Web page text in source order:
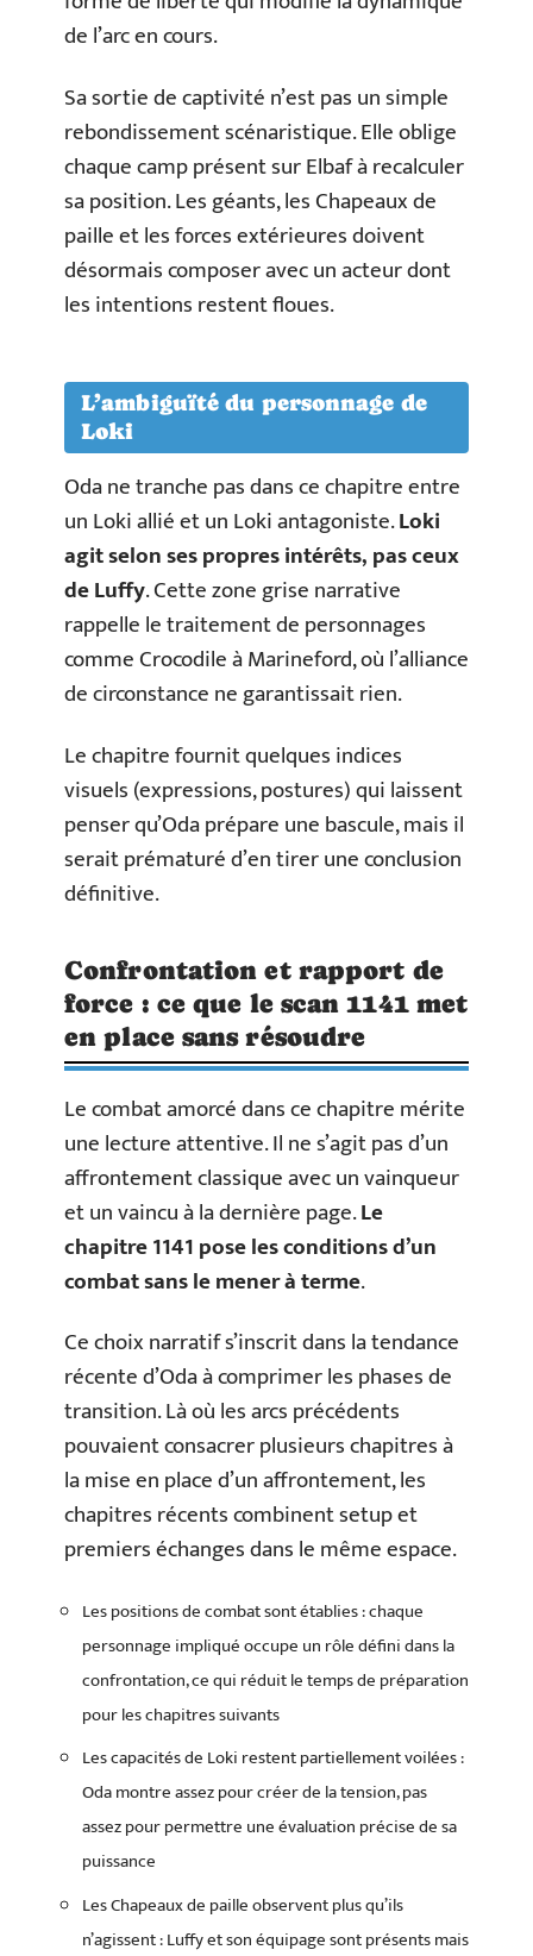
de l’arc en cours.
Sa sortie de captivité n’est pas un simple
rebondissement scénaristique. Elle oblige
chaque camp présent sur Elbaf à recalculer
sa position. Les géants, les Chapeaux de
paille et les forces extérieures doivent
désormais composer avec un acteur dont
les intentions restent floues.
L’ambiguïté du personnage de
Loki
Oda ne tranche pas dans ce chapitre entre
un Loki allié et un Loki antagoniste.Loki
agit selon ses propres intérêts, pas ceux
de Luffy. Cette zone grise narrative
rappelle le traitement de personnages
comme Crocodile à Marineford, où l’alliance
de circonstance ne garantissait rien.
Le chapitre fournit quelques indices
visuels (expressions, postures) qui laissent
penser qu’Oda prépare une bascule, mais il
serait prématuré d’en tirer une conclusion
définitive.
Confrontation et rapport de
force : ce que le scan 1141 met
en place sans résoudre
Le combat amorcé dans ce chapitre mérite
une lecture attentive. Il ne s’agit pas d’un
affrontement classique avec un vainqueur
et un vaincu à la dernière page.Le
chapitre 1141 pose les conditions d’un
combat sans le mener à terme.
Ce choix narratif s’inscrit dans la tendance
récente d’Oda à comprimer les phases de
transition. Là où les arcs précédents
pouvaient consacrer plusieurs chapitres à
la mise en place d’un affrontement, les
chapitres récents combinent setup et
premiers échanges dans le même espace.
Les positions de combat sont établies : chaque
personnage impliqué occupe un rôle défini dans la
confrontation, ce qui réduit le temps de préparation
pour les chapitres suivants
Les capacités de Loki restent partiellement voilées :
Oda montre assez pour créer de la tension, pas
assez pour permettre une évaluation précise de sa
puissance
Les Chapeaux de paille observent plus qu’ils
n’agissent : Luffy et son équipage sont présents mais